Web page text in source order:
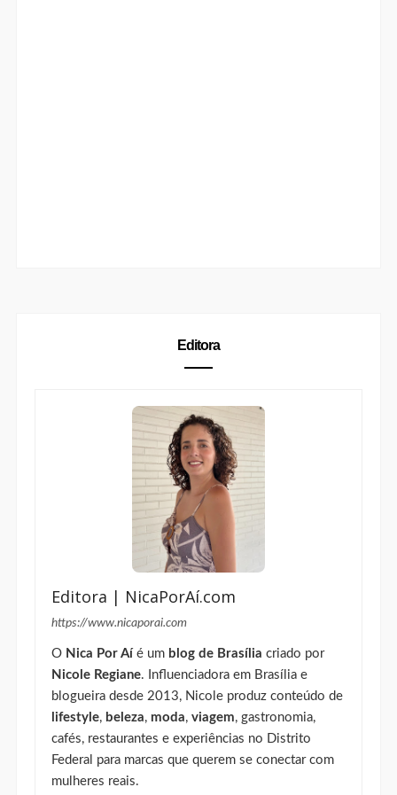
Editora
Editora | NicaPorAí.com
https://www.nicaporai.com
O Nica Por Aíé um blog de Brasília criado por
Nicole Regiane. Influenciadora em Brasília e
blogueira desde 2013, Nicole produz conteúdo de
lifestyle, beleza, moda, viagem, gastronomia,
cafés, restaurantes e experiências no Distrito
Federal para marcas que querem se conectar com
mulheres reais.